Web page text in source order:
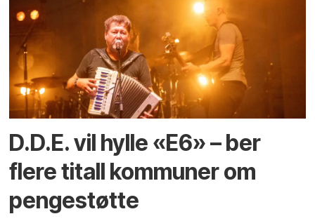
D.D.E. vil hylle «E6» – ber
flere titall kommuner om
pengestøtte